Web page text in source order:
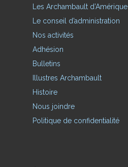
Les Archambault d’Amérique
Le conseil d’administration
Nos activités
Adhésion
Bulletins
Illustres Archambault
Histoire
Nous joindre
Politique de confidentialité